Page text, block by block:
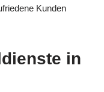
Kunden
in